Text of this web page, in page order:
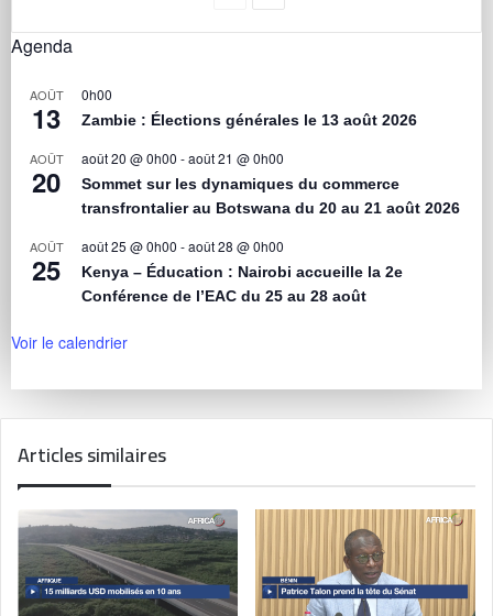
Agenda
AOÛT
13
0h00
Zambie : Élections générales le 13 août 2026
AOÛT
20
août 20 @ 0h00 -août 21 @ 0h00
Sommet sur les dynamiques du commerce
transfrontalier au Botswana du 20 au 21 août 2026
AOÛT
25
août 25 @ 0h00 -août 28 @ 0h00
Kenya – Éducation : Nairobi accueille la 2e
Conférence de l’EAC du 25 au 28 août
Voir le calendrier
Articles similaires